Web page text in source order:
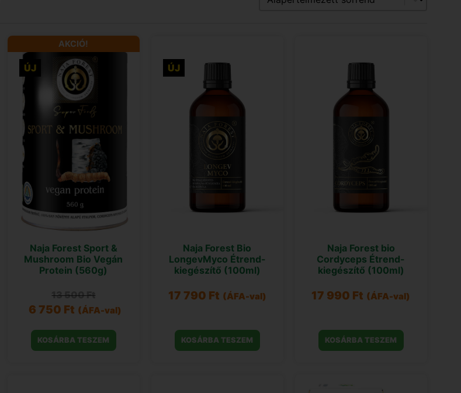
AKCIÓ!
ÚJ
Naja Forest Sport &
Mushroom Bio Vegán
Protein (560g)
13 500Ft
6 750 Ft (ÁFA-val)
KOSÁRBA TESZEM
ÚJ
Naja Forest Bio
LongevMyco Étrend-
kiegészítő (100ml)
17 790 Ft (ÁFA-val)
KOSÁRBA TESZEM
Naja Forest bio
Cordyceps Étrend-
kiegészítő (100ml)
17 990 Ft (ÁFA-val)
KOSÁRBA TESZEM